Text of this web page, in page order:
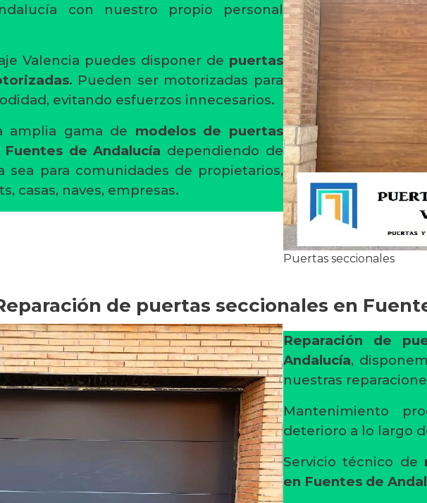
con nuestro propio personal
Valencia puedes disponer de puertas
. Pueden ser motorizadas para
evitando esfuerzos innecesarios.
amplia gama de modelos de puertas
de Andalucía dependiendo de
sea para comunidades de propietarios,
casas, naves, empresas.
Puertas seccionales
de puertas seccionales en
Reparación de
Andalucía,
nuestras
Mantenimiento
deterioro a lo largo
Servicio técnico de
en Fuentes de